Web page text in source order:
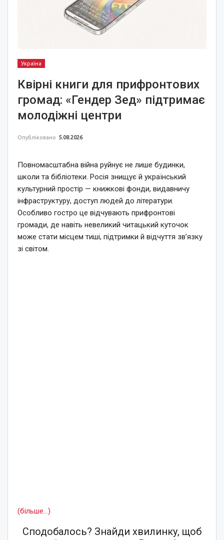
Україна
Квірні книги для прифронтових
громад: «Гендер Зед» підтримає
молодіжні центри
Опубліковано 5.08.2026
Повномасштабна війна руйнує не лише будинки,
школи та бібліотеки. Росія знищує й український
культурний простір — книжкові фонди, видавничу
інфраструктуру, доступ людей до літератури.
Особливо гостро це відчувають прифронтові
громади, де навіть невеликий читацький куточок
може стати місцем тиші, підтримки й відчуття зв’язку
зі світом.
(більше…)
Сподобалось? Знайди хвилинку, щоб